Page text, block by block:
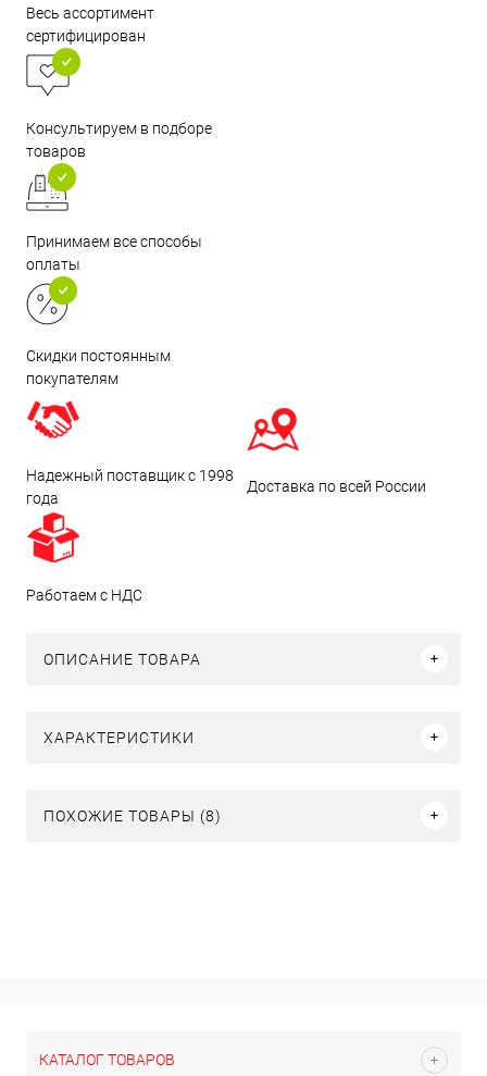
Весь ассортимент
сертифицирован
Консультируем в подборе
товаров
Принимаем все способы
оплаты
Скидки постоянным
покупателям
Надежный поставщик с 1998
года
Доставка по всей России
Работаем с НДС
ОПИСАНИЕ ТОВАРА
ХАРАКТЕРИСТИКИ
ПОХОЖИЕ ТОВАРЫ (8)
КАТАЛОГ ТОВАРОВ